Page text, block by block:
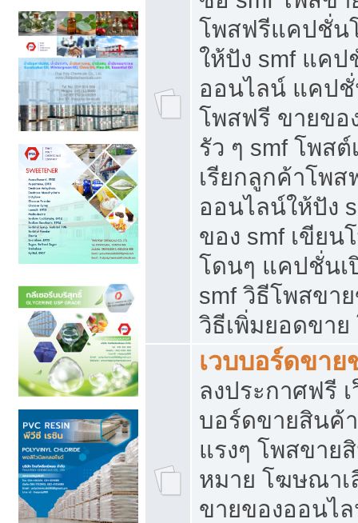
โพสฟรีแคปชั่น
ให้ปัง smf แค
ออนไลน์ แคป
โพสฟรี ขายขอ
รัว ๆ smf โพส
เรียกลูกค้าโพส
ออนไลน์ให้ปัง
ของ smf เขียน
โดนๆ แคปชั่นเ
smf วิธีโพสขา
วิธีเพิ่มยอดขาย
เวบบอร์ดขา
ลงประกาศฟรี
บอร์ดขายสินค้
แรงๆ โพสขาย
หมาย โฆษณาเ
ขายของออนไ